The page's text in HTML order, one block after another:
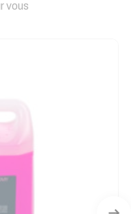
vous